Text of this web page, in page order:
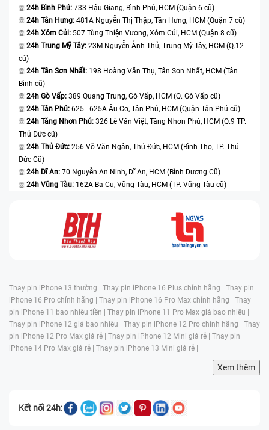
24h Bình Phú: 733 Hậu Giang, Bình Phú, HCM (Quận 6 cũ)
24h Tân Hưng: 481A Nguyễn Thị Thập, Tân Hưng, HCM (Quận 7 cũ)
24h Xóm Củi: 507 Tùng Thiện Vương, Xóm Củi, HCM (Quận 8 cũ)
24h Trung Mỹ Tây: 23M Nguyễn Ảnh Thủ, Trung Mỹ Tây, HCM (Q.12
cũ)
24h Tân Sơn Nhất: 198 Hoàng Văn Thụ, Tân Sơn Nhất, HCM (Tân
Bình cũ)
24h Gò Vấp: 389 Quang Trung, Gò Vấp, HCM (Q. Gò Vấp cũ)
24h Tân Phú: 625 - 625A Âu Cơ, Tân Phú, HCM (Quận Tân Phú cũ)
24h Tăng Nhơn Phú: 326 Lê Văn Việt, Tăng Nhơn Phú, HCM (Q.9 TP.
Thủ Đức cũ)
24h Thủ Đức: 256 Võ Văn Ngân, Thủ Đức, HCM (Bình Thọ, TP. Thủ
Đức Cũ)
24h Dĩ An: 70 Nguyễn An Ninh, Dĩ An, HCM (Bình Dương Cũ)
24h Vũng Tàu: 162A Ba Cu, Vũng Tàu, HCM (TP. Vũng Tàu cũ)
Thay pin iPhone 13 thường | Thay pin iPhone 16 Plus chính hãng | Thay pin
iPhone 16 Pro chính hãng | Thay pin iPhone 16 Pro Max chính hãng | Thay
pin iPhone 11 bao nhiêu tiền | Thay pin iPhone 11 Pro Max giá bao nhiêu |
Thay pin iPhone 12 giá bao nhiêu | Thay pin iPhone 12 Pro chính hãng | Thay
pin iPhone 12 Pro Max giá rẻ | Thay pin iPhone 12 Mini giá rẻ | Thay pin
iPhone 14 Pro Max giá rẻ | Thay pin iPhone 13 Mini giá rẻ |
Xem thêm
Kết nối 24h: